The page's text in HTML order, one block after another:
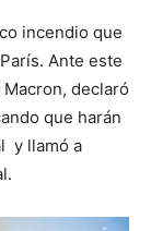
incendio que
Ante este
declaró
que harán
y llamó a